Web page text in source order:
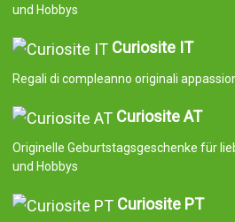
und Hobbys
Curiosite IT
Regali di compleanno originali
Curiosite AT
Originelle Geburtstagsgeschenke für
und Hobbys
Curiosite PT